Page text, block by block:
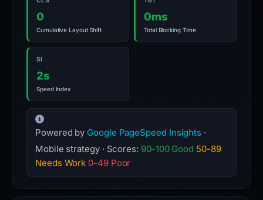
0
Cumulative Layout Shift
0ms
Total Blocking Time
SI
2s
Speed Index
Powered by Google PageSpeed Insights ·
Mobile strategy · Scores: 90-100 Good 50-89
Needs Work 0-49 Poor